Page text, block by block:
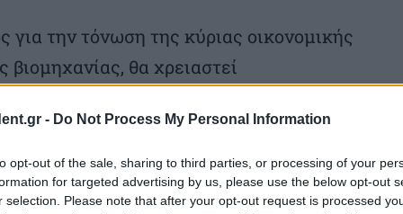
- Do Not Process My Personal Information
opt-out of the sale, sharing to third parties, or processing of your
for targeted advertising by us, please use the below opt-out
selection. Please note that after your opt-out request is processed
για την τόνωση της κύριας οικονομικής
βιομηχανίας, θα χρειαστεί
η υπηρεσιακή πρόεδρος Ροδρίγκες. Η
«πολύ συγκεκριμένη, πολύ